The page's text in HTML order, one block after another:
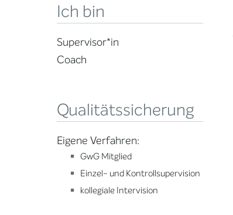
Ich bin
Supervisor*in
Coach
Qualitätssicherung
Eigene Verfahren:
GwG Mitglied
Einzel- und Kontrollsupervision
kollegiale Intervision